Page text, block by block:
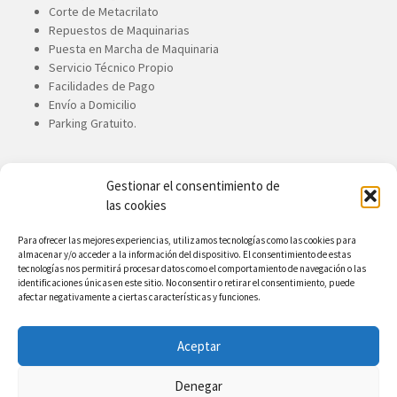
Gestionar el consentimiento de
las cookies
Para ofrecer las mejores experiencias, utilizamos tecnologías como las cookies para
almacenar y/o acceder a la información del dispositivo. El consentimiento de estas
tecnologías nos permitirá procesar datos como el comportamiento de navegación o las
identificaciones únicas en este sitio. No consentir o retirar el consentimiento, puede
afectar negativamente a ciertas características y funciones.
Aceptar
Denegar
Corte de Metacrilato
Repuestos de Maquinarias
Puesta en Marcha de Maquinaria
Servicio Técnico Propio
Facilidades de Pago
Envío a Domicilio
Parking Gratuito.
CONTACTE CON NOSOTROS
Ronandez, S.A.
Avda. de Canarias, 167. 35110.
Vecindario. Gran Canaria
info@ronandez.com